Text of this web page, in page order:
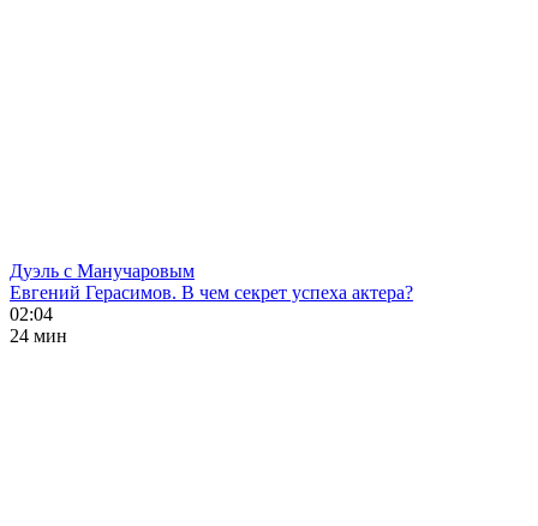
Дуэль с Манучаровым
Евгений Герасимов. В чем секрет успеха актера?
02:04
24 мин